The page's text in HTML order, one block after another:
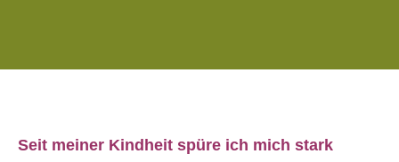
Seit meiner Kindheit spüre ich mich stark